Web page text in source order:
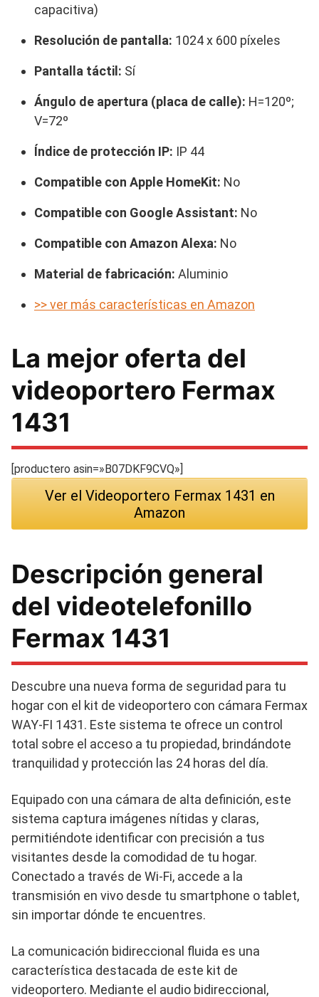
capacitiva)
Resolución de pantalla: 1024 x 600 píxeles
Pantalla táctil: Sí
Ángulo de apertura (placa de calle): H=120º;
V=72º
Índice de protección IP: IP 44
Compatible con Apple HomeKit: No
Compatible con Google Assistant: No
Compatible con Amazon Alexa: No
Material de fabricación: Aluminio
>> ver más características en Amazon
La mejor oferta del
videoportero Fermax
1431
[productero asin=»B07DKF9CVQ»]
Ver el Videoportero Fermax 1431 en
Amazon
Descripción general
del videotelefonillo
Fermax 1431
Descubre una nueva forma de seguridad para tu
hogar con el kit de videoportero con cámara Fermax
WAY-FI 1431. Este sistema te ofrece un control
total sobre el acceso a tu propiedad, brindándote
tranquilidad y protección las 24 horas del día.
Equipado con una cámara de alta definición, este
sistema captura imágenes nítidas y claras,
permitiéndote identificar con precisión a tus
visitantes desde la comodidad de tu hogar.
Conectado a través de Wi-Fi, accede a la
transmisión en vivo desde tu smartphone o tablet,
sin importar dónde te encuentres.
La comunicación bidireccional fluida es una
característica destacada de este kit de
videoportero. Mediante el audio bidireccional,